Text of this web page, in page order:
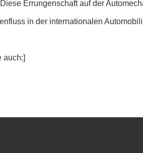
Errungenschaft auf der
in der internationalen
auch:]